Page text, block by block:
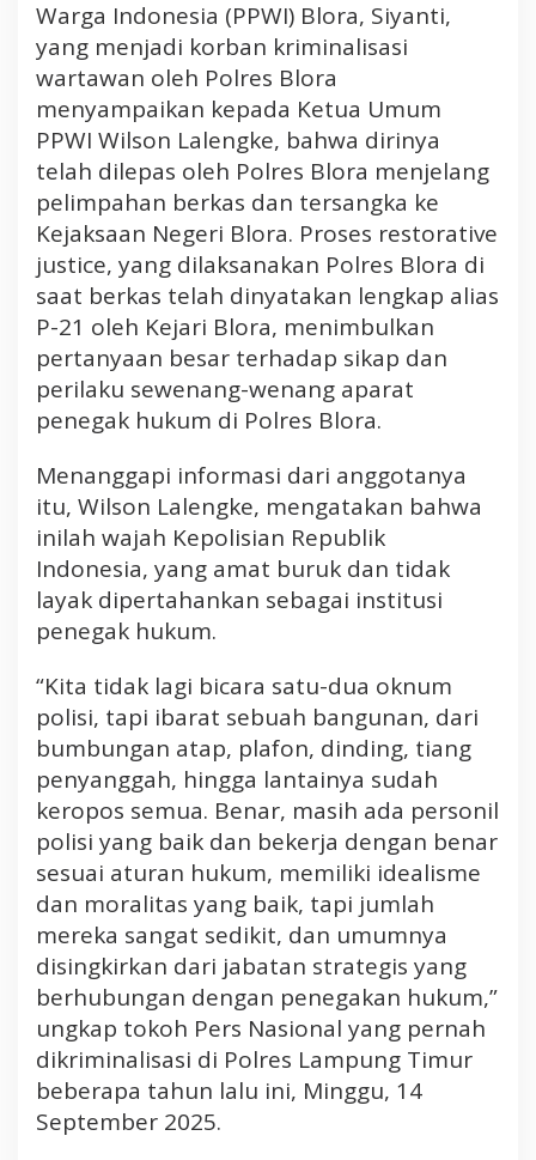
s
i
W
a
r
t
w
a
n
,
P
P
W
I
D
s
a
k
K
a
p
i
C
o
p
o
t
K
a
p
l
r
e
s
B
Warga Indonesia (PPWI) Blora, Siyanti,
yang menjadi korban kriminalisasi
wartawan oleh Polres Blora
menyampaikan kepada Ketua Umum
PPWI Wilson Lalengke, bahwa dirinya
telah dilepas oleh Polres Blora menjelang
pelimpahan berkas dan tersangka ke
Kejaksaan Negeri Blora. Proses restorative
justice, yang dilaksanakan Polres Blora di
saat berkas telah dinyatakan lengkap alias
P-21 oleh Kejari Blora, menimbulkan
pertanyaan besar terhadap sikap dan
perilaku sewenang-wenang aparat
penegak hukum di Polres Blora.
Menanggapi informasi dari anggotanya
itu, Wilson Lalengke, mengatakan bahwa
inilah wajah Kepolisian Republik
Indonesia, yang amat buruk dan tidak
layak dipertahankan sebagai institusi
penegak hukum.
“Kita tidak lagi bicara satu-dua oknum
polisi, tapi ibarat sebuah bangunan, dari
bumbungan atap, plafon, dinding, tiang
penyanggah, hingga lantainya sudah
keropos semua. Benar, masih ada personil
polisi yang baik dan bekerja dengan benar
sesuai aturan hukum, memiliki idealisme
dan moralitas yang baik, tapi jumlah
mereka sangat sedikit, dan umumnya
disingkirkan dari jabatan strategis yang
berhubungan dengan penegakan hukum,”
ungkap tokoh Pers Nasional yang pernah
dikriminalisasi di Polres Lampung Timur
beberapa tahun lalu ini, Minggu, 14
September 2025.